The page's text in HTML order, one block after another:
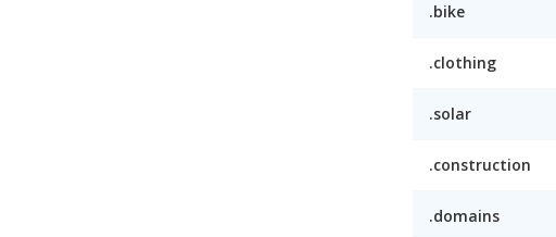
.bike
.clothing
.solar
.construction
.domains